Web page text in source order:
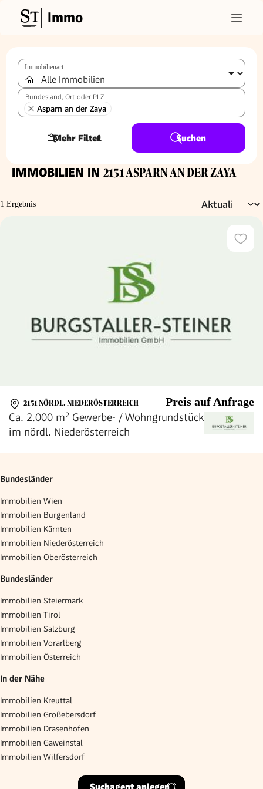
Immo
Immobilienart
Bundesland, Ort oder PLZ
Asparn an der Zaya
Mehr Filter
1 Suchen
IMMOBILIEN IN 2151 ASPARN AN DER ZAYA
1 Ergebnis
2151 NÖRDL. NIEDERÖSTERREICH Preis auf Anfrage
Ca. 2.000 m² Gewerbe- / Wohngrundstück
im nördl. Niederösterreich
Bundesländer
Immobilien Wien
Immobilien Burgenland
Immobilien Kärnten
Immobilien Niederösterreich
Immobilien Oberösterreich
Bundesländer
Immobilien Steiermark
Immobilien Tirol
Immobilien Salzburg
Immobilien Vorarlberg
Immobilien Österreich
In der Nähe
Immobilien Kreuttal
Immobilien Großebersdorf
Immobilien Drasenhofen
Immobilien Gaweinstal
Immobilien Wilfersdorf